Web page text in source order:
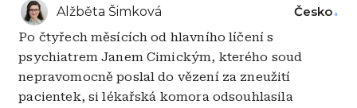
Alžběta Šimková Česko
Po čtyřech měsících od hlavního líčení s
psychiatrem Janem Cimickým, kterého soud
nepravomocně poslal do vězení za zneužití
pacientek, si lékařská komora odsouhlasila